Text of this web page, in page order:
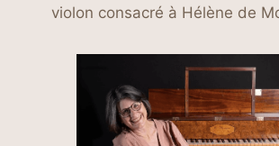
violon consacré à Hélène de